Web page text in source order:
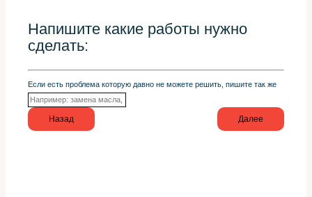
Напишите какие работы нужно
сделать:
Если есть проблема которую давно не можете решить, пишите так же
Назад Далее